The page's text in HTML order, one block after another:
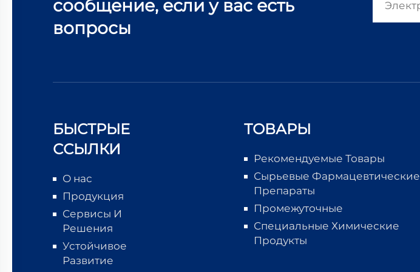
сообщение, если у вас есть
вопросы
БЫСТРЫЕ
ССЫЛКИ
О нас
Продукция
Сервисы И
Решения
Устойчивое
Развитие
ТОВАРЫ
Рекомендуемые Товары
Сырьевые Фармацевтические
Препараты
Промежуточные
Специальные Химические
Продукты